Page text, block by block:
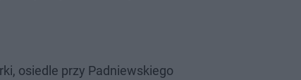
osiedle przy Padniewskiego